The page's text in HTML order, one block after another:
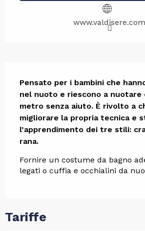
www.valdisere.com
Pensato per i bambini che
nel nuoto e riescono a nuotare
metro senza aiuto. È rivolto a
migliorare la propria tecnica e
l’apprendimento dei tre stili:
rana.
Fornire un costume da bagno
legati o cuffia e occhialini da
Tariffe